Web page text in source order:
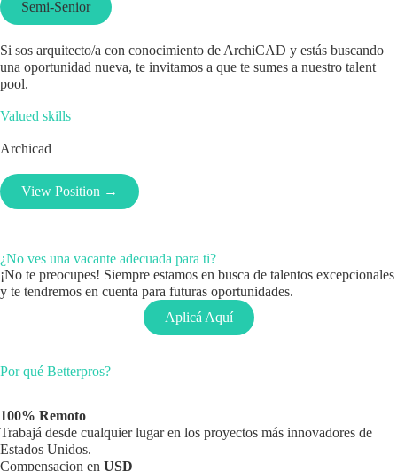
Semi-Senior
Si sos arquitecto/a con conocimiento de ArchiCAD y estás buscando
una oportunidad nueva, te invitamos a que te sumes a nuestro talent
pool.
Valued skills
Archicad
View Position →
¿No ves una vacante adecuada para ti?
¡No te preocupes! Siempre estamos en busca de talentos excepcionales
y te tendremos en cuenta para futuras oportunidades.
Aplicá Aquí
Por qué Betterpros?
100% Remoto
Trabajá desde cualquier lugar en los proyectos más innovadores de
Estados Unidos.
Compensacion en USD